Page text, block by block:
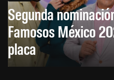
Segunda
Famosos México
placa